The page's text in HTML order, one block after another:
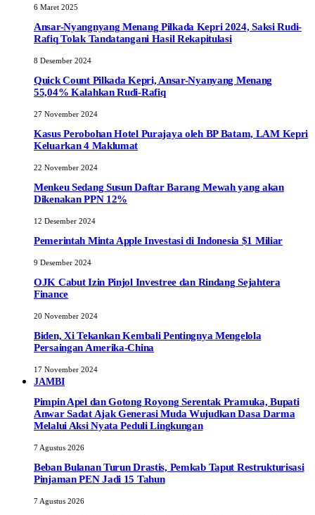
6 Maret 2025
Ansar-Nyangnyang Menang Pilkada Kepri 2024, Saksi Rudi-
Rafiq Tolak Tandatangani Hasil Rekapitulasi
8 Desember 2024
Quick Count Pilkada Kepri, Ansar-Nyanyang Menang
55,04% Kalahkan Rudi-Rafiq
27 November 2024
Kasus Perobohan Hotel Purajaya oleh BP Batam, LAM Kepri
Keluarkan 4 Maklumat
22 November 2024
Menkeu Sedang Susun Daftar Barang Mewah yang akan
Dikenakan PPN 12%
12 Desember 2024
Pemerintah Minta Apple Investasi di Indonesia $1 Miliar
9 Desember 2024
OJK Cabut Izin Pinjol Investree dan Rindang Sejahtera
Finance
20 November 2024
Biden, Xi Tekankan Kembali Pentingnya Mengelola
Persaingan Amerika-China
17 November 2024
JAMBI
Pimpin Apel dan Gotong Royong Serentak Pramuka, Bupati
Anwar Sadat Ajak Generasi Muda Wujudkan Dasa Darma
Melalui Aksi Nyata Peduli Lingkungan
7 Agustus 2026
Beban Bulanan Turun Drastis, Pemkab Taput Restrukturisasi
Pinjaman PEN Jadi 15 Tahun‎
7 Agustus 2026